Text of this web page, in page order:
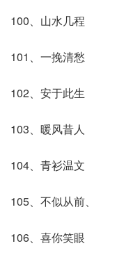
100、山水几程
101、一挽清愁
102、安于此生
103、暖风昔人
104、青衫温文
105、不似从前、
106、喜你笑眼